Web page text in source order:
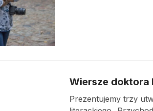
Wiersze doktora
Prezentujemy trzy